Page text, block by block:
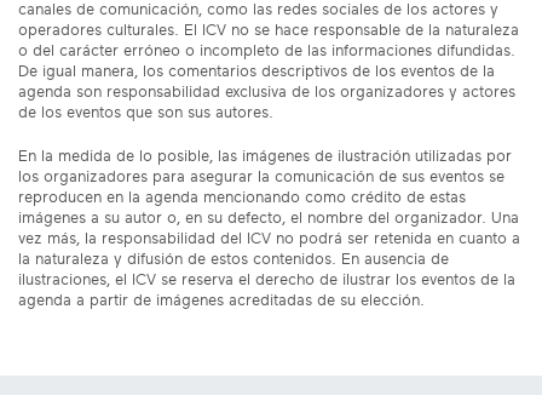
canales de comunicación, como las redes sociales de los actores y
operadores culturales. El ICV no se hace responsable de la naturaleza
o del carácter erróneo o incompleto de las informaciones difundidas.
De igual manera, los comentarios descriptivos de los eventos de la
agenda son responsabilidad exclusiva de los organizadores y actores
de los eventos que son sus autores.
En la medida de lo posible, las imágenes de ilustración utilizadas por
los organizadores para asegurar la comunicación de sus eventos se
reproducen en la agenda mencionando como crédito de estas
imágenes a su autor o, en su defecto, el nombre del organizador. Una
vez más, la responsabilidad del ICV no podrá ser retenida en cuanto a
la naturaleza y difusión de estos contenidos. En ausencia de
ilustraciones, el ICV se reserva el derecho de ilustrar los eventos de la
agenda a partir de imágenes acreditadas de su elección.